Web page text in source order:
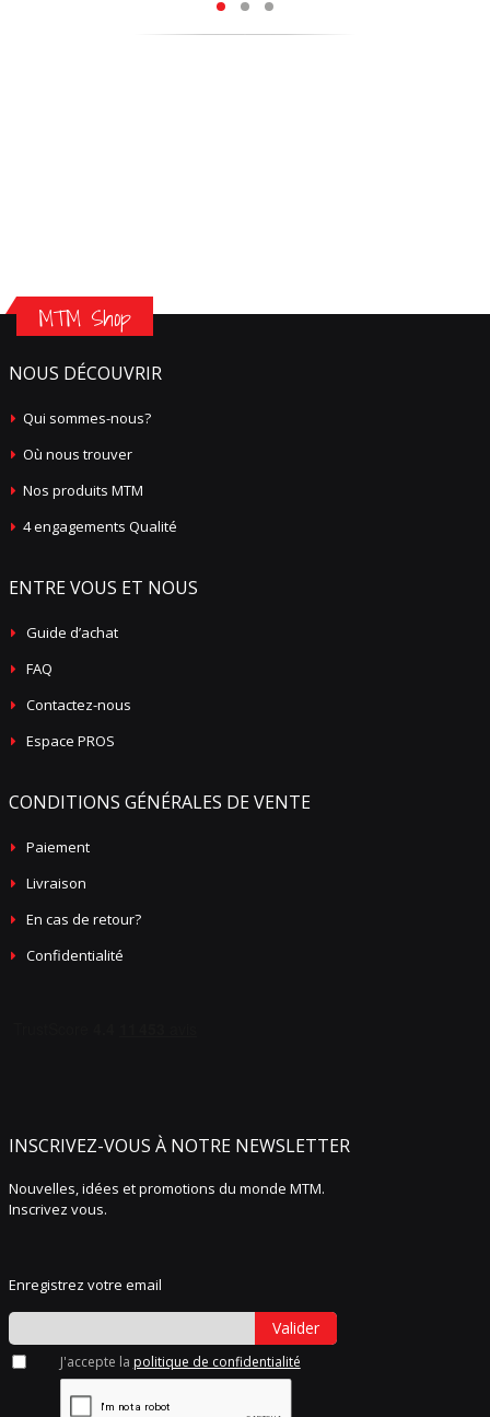
MTM Shop
NOUS DÉCOUVRIR
Qui sommes-nous?
Où nous trouver
Nos produits MTM
4 engagements Qualité
ENTRE VOUS ET NOUS
Guide d’achat
FAQ
Contactez-nous
Espace PROS
CONDITIONS GÉNÉRALES DE VENTE
Paiement
Livraison
En cas de retour?
Confidentialité
INSCRIVEZ-VOUS À NOTRE NEWSLETTER
Nouvelles, idées et promotions du monde MTM.
Inscrivez vous.
Enregistrez votre email
Valider
J'accepte la politique de confidentialité